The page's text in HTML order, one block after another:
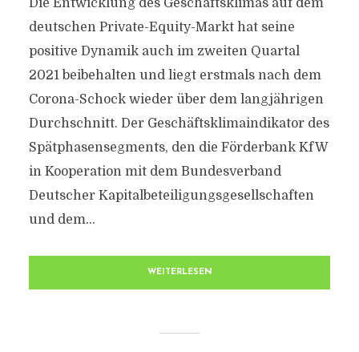
Die Entwicklung des Geschäftsklimas auf dem
deutschen Private-Equity-Markt hat seine
positive Dynamik auch im zweiten Quartal
2021 beibehalten und liegt erstmals nach dem
Corona-Schock wieder über dem langjährigen
Durchschnitt. Der Geschäftsklimaindikator des
Spätphasensegments, den die Förderbank KfW
in Kooperation mit dem Bundesverband
Deutscher Kapitalbeteiligungsgesellschaften
und dem...
WEITERLESEN